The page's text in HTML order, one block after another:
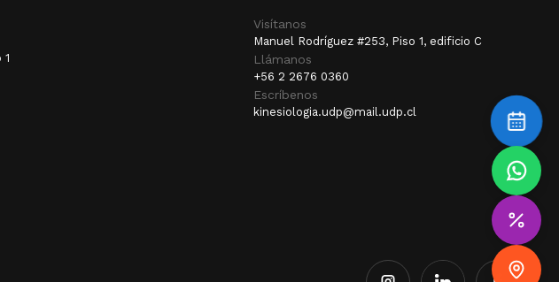
1
Visítanos
Manuel Rodríguez #253, Piso 1, edificio C
Llámanos
+56 2 2676 0360
Escríbenos
kinesiologia.udp@mail.udp.cl